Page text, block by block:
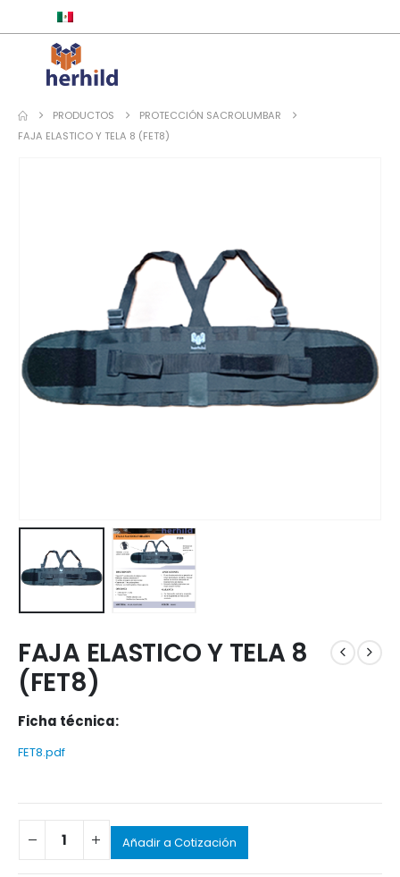
PRODUCTOS
PROTECCIÓN SACROLUMBAR
FAJA ELASTICO Y TELA 8 (FET8)
FAJA ELASTICO Y TELA 8
(FET8)
Ficha técnica:
FET8.pdf
Añadir a Cotización